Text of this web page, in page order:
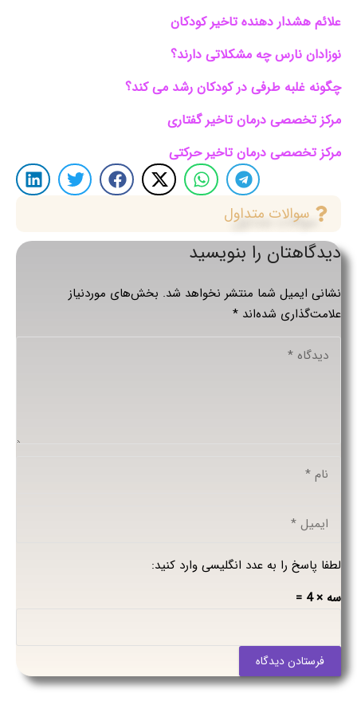
علائم هشدار دهنده تاخیر کودکان
نوزادان نارس چه مشکلاتی دارند؟
چگونه غلبه طرفی در کودکان رشد می کند؟
مرکز تخصصی درمان تاخیر گفتاری
مرکز تخصصی درمان تاخیر حرکتی
سوالات متداول
دیدگاهتان را بنویسید
نشانی ایمیل شما منتشر نخواهد شد. بخش‌های موردنیاز
علامت‌گذاری شده‌اند *
لطفا پاسخ را به عدد انگلیسی وارد کنید:
سه × 4 =
فرستادن دیدگاه